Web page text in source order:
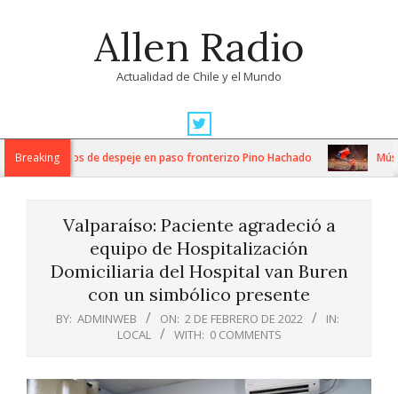
Allen Radio
Actualidad de Chile y el Mundo
Navigation
MenuBreaking
trabajos de despeje en paso fronterizo Pino Hachado
Valparaíso: Paciente agradeció a
equipo de Hospitalización
Domiciliaria del Hospital van Buren
con un simbólico presente
BY: ADMINWEB ON: 2 DE FEBRERO DE 2022
IN:
LOCAL
WITH: 0 COMMENTS